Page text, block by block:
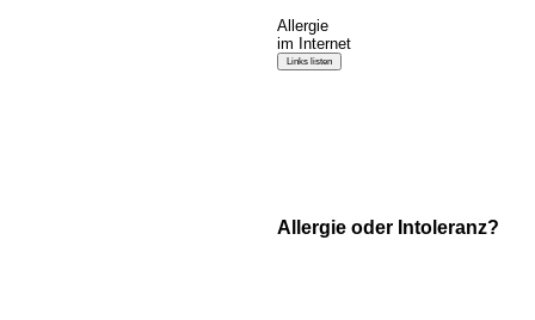
Allergie
im Internet
Allergie oder Intoleranz?